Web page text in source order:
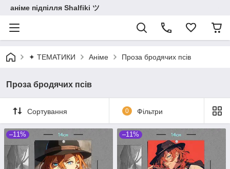
аніме підпілля Shalfiki ツ
✦ ТЕМАТИКИ Аніме Проза бродячих псів
Проза бродячих псів
Сортування 0 Фільтри
–11% –11%